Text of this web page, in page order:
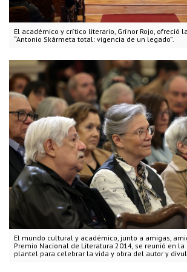
El académico y crítico literario, Grínor Rojo, ofreció
“Antonio Skármeta total: vigencia de un legado”.
El mundo cultural y académico, junto a amigas,
Premio Nacional de Literatura 2014, se reunió en la
plantel para celebrar la vida y obra del autor y